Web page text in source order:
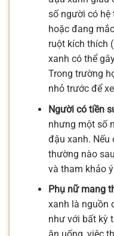
số người có hệ
hoặc đang
ruột kích thích
xanh có thể
Trong trường
nhỏ trước để
Người có tiền
nhưng một số
đậu xanh. Nếu
thường nào
và tham khảo
Phụ nữ mang
xanh là nguồn
như với bất kỳ